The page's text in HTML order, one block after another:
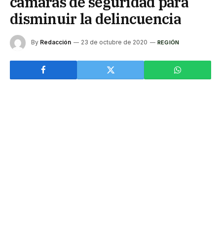
disminuir la delincuencia
By Redacción 23 de octubre de 2020 REGIÓN